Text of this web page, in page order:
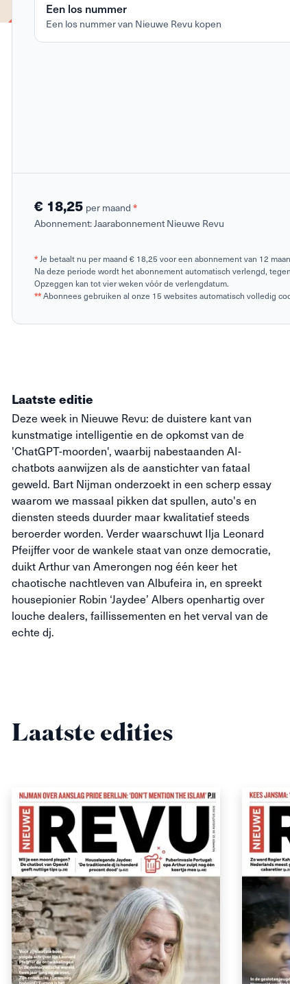
Een los nummer
Een los nummer van Nieuwe Revu kopen
€ 18,25 per maand *
Abonnement:Jaarabonnement Nieuwe Revu
* Je betaalt nu per maand € 18,25 voor een abonnement van 12
Na deze periode wordt het abonnement automatisch verlengd,
Opzeggen kan tot vier weken vóór de verlengdatum.
**Abonnees gebruiken al onze 15 websites automatisch volledig
Laatste editie
Deze week in Nieuwe Revu: de duistere kant van
kunstmatige intelligentie en de opkomst van de
'ChatGPT-moorden', waarbij nabestaanden AI-
chatbots aanwijzen als de aanstichter van fataal
geweld. Bart Nijman onderzoekt in een scherp essay
waarom we massaal pikken dat spullen, auto's en
diensten steeds duurder maar kwalitatief steeds
beroerder worden. Verder waarschuwt Ilja Leonard
Pfeijffer voor de wankele staat van onze democratie,
duikt Arthur van Amerongen nog één keer het
chaotische nachtleven van Albufeira in, en spreekt
housepionier Robin ‘Jaydee’ Albers openhartig over
louche dealers, faillissementen en het verval van de
echte dj.
Laatste edities